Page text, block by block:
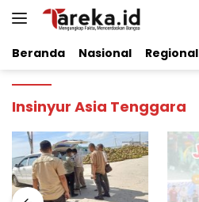
Beranda Nasional Regional
Insinyur Asia Tenggara